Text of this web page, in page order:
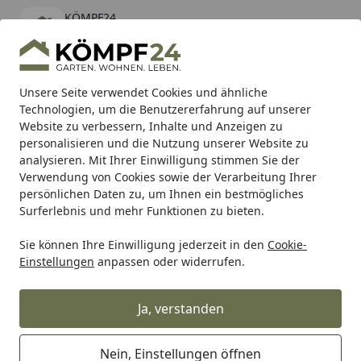
Unsere Seite verwendet Cookies und ähnliche
Technologien, um die Benutzererfahrung auf unserer
Website zu verbessern, Inhalte und Anzeigen zu
personalisieren und die Nutzung unserer Website zu
analysieren. Mit Ihrer Einwilligung stimmen Sie der
Verwendung von Cookies sowie der Verarbeitung Ihrer
persönlichen Daten zu, um Ihnen ein bestmögliches
Surferlebnis und mehr Funktionen zu bieten.
Sie können Ihre Einwilligung jederzeit in den Cookie-
Einstellungen anpassen oder widerrufen.
Ja, verstanden
Nein, Einstellungen öffnen
KÖMPF24
kostenlos - Im App Store
Hotline
Alle Produkte
Mein Konto
Suchen
Karibu Pools inkl. gratis Sandfilteranlage & Pool-
Starterset (Gesamtwert bis 468,99€)
Startseite
Zaun Sichtschutzzaun Bambus Sichtschutz Zäune
BambusBASIS Nietenzange